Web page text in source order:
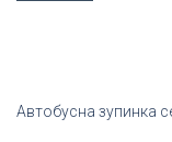
Автобусна зупинка